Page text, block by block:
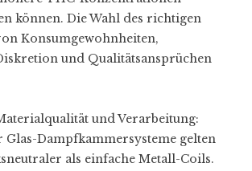
können. Die Wahl des richtigen
Konsumgewohnheiten,
und Qualitätsansprüchen
und Verarbeitung:
Dampfkammersysteme gelten
als einfache Metall-Coils.